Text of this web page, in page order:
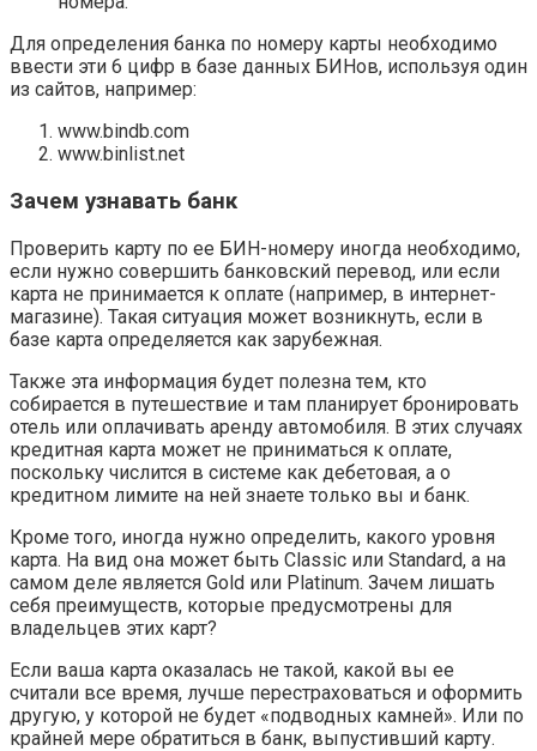
Для определения банка по номеру карты необходимо
ввести эти 6 цифр в базе данных БИНов, используя один
из сайтов, например:
www.bindb.com
www.binlist.net
Зачем узнавать банк
Проверить карту по ее БИН-номеру иногда необходимо,
если нужно совершить банковский перевод, или если
карта не принимается к оплате (например, в интернет-
магазине). Такая ситуация может возникнуть, если в
базе карта определяется как зарубежная.
Также эта информация будет полезна тем, кто
собирается в путешествие и там планирует бронировать
отель или оплачивать аренду автомобиля. В этих случаях
кредитная карта может не приниматься к оплате,
поскольку числится в системе как дебетовая, а о
кредитном лимите на ней знаете только вы и банк.
Кроме того, иногда нужно определить, какого уровня
карта. На вид она может быть Classic или Standard, а на
самом деле является Gold или Platinum. Зачем лишать
себя преимуществ, которые предусмотрены для
владельцев этих карт?
Если ваша карта оказалась не такой, какой вы ее
считали все время, лучше перестраховаться и оформить
другую, у которой не будет «подводных камней». Или по
крайней мере обратиться в банк, выпустивший карту.